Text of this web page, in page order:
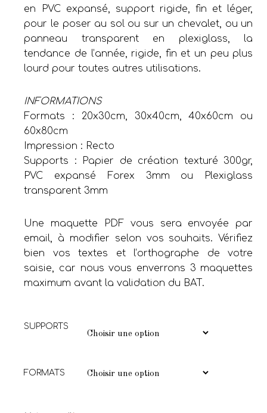
en PVC expansé, support rigide, fin et léger,
pour le poser au sol ou sur un chevalet, ou un
panneau transparent en plexiglass, la
tendance de l’année, rigide, fin et un peu plus
lourd pour toutes autres utilisations.
INFORMATIONS
Formats : 20x30cm, 30x40cm, 40x60cm ou
60x80cm
Impression : Recto
Supports : Papier de création texturé 300gr,
PVC expansé Forex 3mm ou Plexiglass
transparent 3mm
Une maquette PDF vous sera envoyée par
email, à modifier selon vos souhaits. Vérifiez
bien vos textes et l’orthographe de votre
saisie, car nous vous enverrons 3 maquettes
maximum avant la validation du BAT.
SUPPORTS
FORMATS